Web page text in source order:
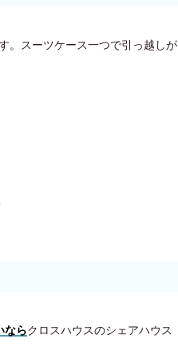
。スーツケース一つで引っ越しが
ならクロスハウスのシェアハウス